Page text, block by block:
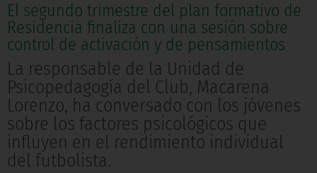
El segundo trimestre del plan formativo de
Residencia finaliza con una sesión sobre
control de activación y de pensamientos
La responsable de la Unidad de
Psicopedagogía del Club, Macarena
Lorenzo, ha conversado con los jóvenes
sobre los factores psicológicos que
influyen en el rendimiento individual
del futbolista.